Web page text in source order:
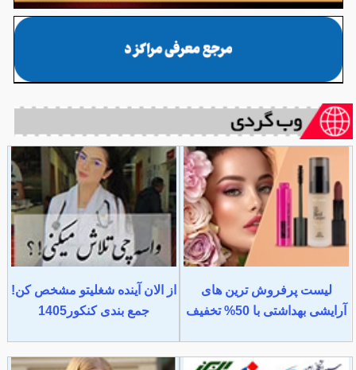
لیست پرفروش ترین های
آرایشی بهداشتی با 50% تخفیف
از الان آینده شغلیتو مشخص کن!
جمع بندی کنکور1405